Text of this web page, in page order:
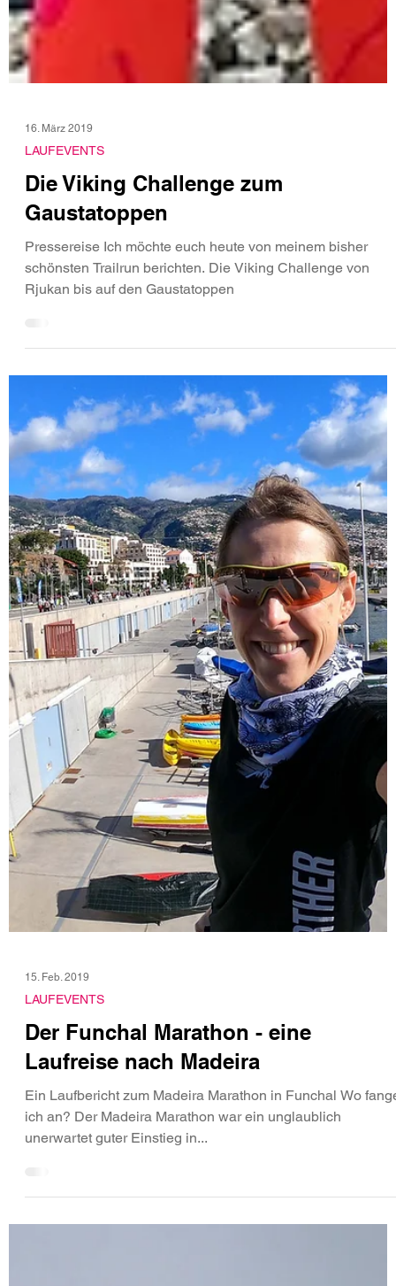
16. März 2019
LAUFEVENTS
Die Viking Challenge zum
Gaustatoppen
Pressereise Ich möchte euch heute von meinem bisher
schönsten Trailrun berichten. Die Viking Challenge von
Rjukan bis auf den Gaustatoppen